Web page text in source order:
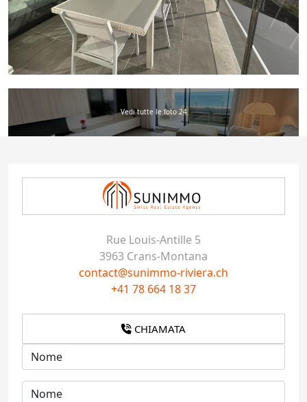
Vedi tutte le foto 24
Rue Louis-Antille 5
3963 Crans-Montana
contact@sunimmo-riviera.ch
+41 78 664 18 37
CHIAMATA